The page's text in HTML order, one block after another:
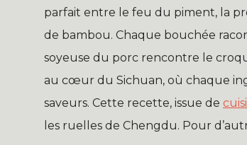
parfait entre le feu du piment, la
de bambou. Chaque bouchée
soyeuse du porc rencontre le
au cœur du Sichuan, où chaque
saveurs. Cette recette, issue de
les ruelles de Chengdu. Pour